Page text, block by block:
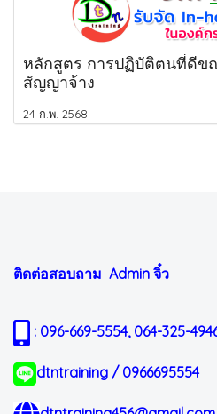
หลักสูตร การปฏิบัติตนที่ดีข
สัญญาจ้าง
24 ก.พ. 2568
ติดต่อสอบถาม Admin จิ๋ว
: 096-669-5554, 064-325-
dtntraining / 0966695554